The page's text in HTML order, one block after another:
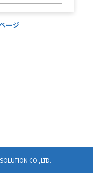
ージ
CO.,LTD.